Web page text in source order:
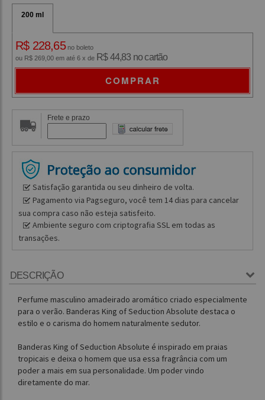
200 ml
R$ 228,65no boleto
ou R$ 269,00 em até 6 x de R$ 44,83 no cartão
COMPRAR
Frete e prazo
Satisfação garantida ou seu dinheiro de volta.
Pagamento via Pagseguro, você tem 14 dias para cancelar
sua compra caso não esteja satisfeito.
Ambiente seguro com criptografia SSL em todas as
transações.
DESCRIÇÃO
Perfume masculino amadeirado aromático criado especialmente
para o verão. Banderas King of Seduction Absolute destaca o
estilo e o carisma do homem naturalmente sedutor.
Banderas King of Seduction Absolute é inspirado em praias
tropicais e deixa o homem que usa essa fragrância com um
poder a mais em sua personalidade. Um poder vindo
diretamente do mar.